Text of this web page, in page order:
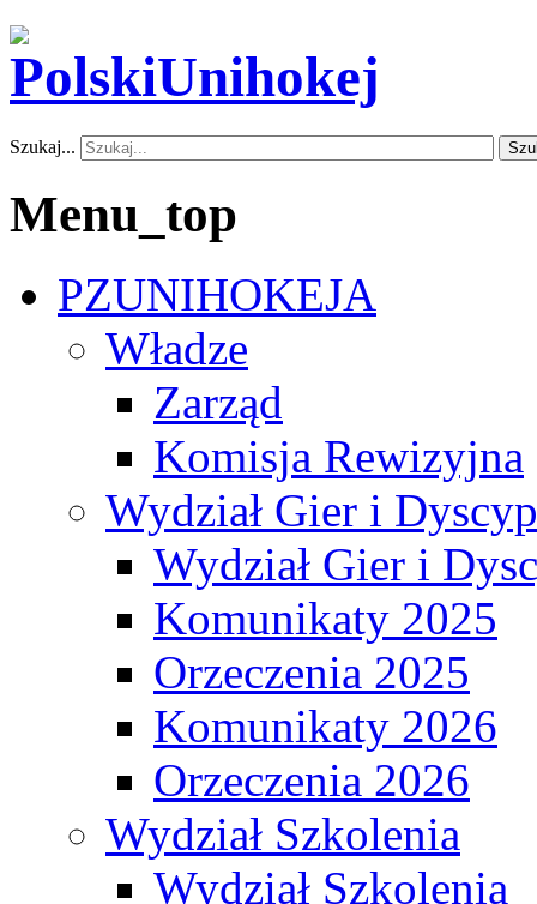
Szukaj...
Menu_top
PZUNIHOKEJA
Władze
Zarząd
Komisja Rewizyjna
Wydział Gier i
Wydział Gier i
Komunikaty 2025
Orzeczenia 2025
Komunikaty 2026
Orzeczenia 2026
Wydział Szkolenia
Wydział Szkolenia